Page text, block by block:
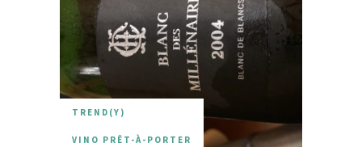
TREND(Y)
VINO PRÊT-À-PORTER